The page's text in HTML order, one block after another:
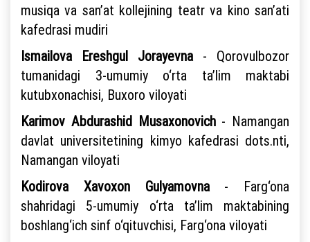
musiqa va san’at kollejining teatr va kino san’ati
kafedrasi mudiri
Ismailova Ereshgul Jorayevna- Qorovulbozor
tumanidagi 3-umumiy o‘rta ta’lim maktabi
kutubxonachisi, Buxoro viloyati
Karimov Abdurashid Musaxonovich- Namangan
davlat universitetining kimyo kafedrasi dots.nti,
Namangan viloyati
Kodirova Xavoxon Gulyamovna- Farg‘ona
shahridagi 5-umumiy o‘rta ta’lim maktabining
boshlang‘ich sinf o‘qituvchisi, Farg‘ona viloyati